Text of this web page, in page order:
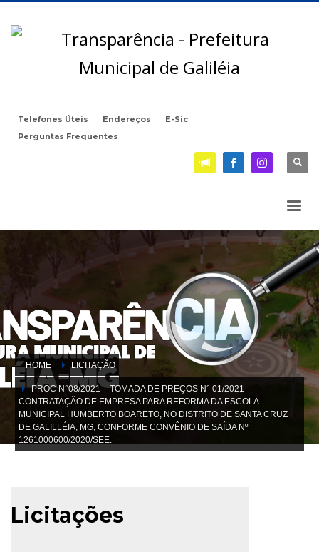
Telefones Úteis Endereços
E-Sic
Perguntas Frequentes
HOME LICITAÇÃO
PROC N°08/2021 – TOMADA DE PREÇOS N° 01/2021 –
CONTRATAÇÃO DE EMPRESA PARA REFORMA DA ESCOLA
MUNICIPAL HUMBERTO BOARETO, NO DISTRITO DE SANTA CRUZ
DE GALILLÉIA, MG, CONFORME CONVÊNIO DE SAÍDA Nº
1261000600/2020/SEE.
Licitações